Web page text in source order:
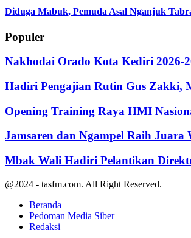
Diduga Mabuk, Pemuda Asal Nganjuk
Populer
Nakhodai Orado Kota Kediri 2026-
Hadiri Pengajian Rutin Gus Zakki,
Opening Training Raya HMI
Jamsaren dan Ngampel Raih
Mbak Wali Hadiri Pelantikan
@2024 - tasfm.com. All Right Reserved.
Beranda
Pedoman Media Siber
Redaksi